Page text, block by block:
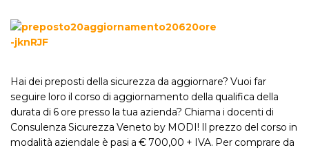
Hai dei preposti della sicurezza da aggiornare? Vuoi far
seguire loro il corso di aggiornamento della qualifica della
durata di 6 ore presso la tua azienda? Chiama i docenti di
Consulenza Sicurezza Veneto by MODI! Il prezzo del corso in
modalità aziendale è pasi a € 700,00 + IVA. Per comprare da